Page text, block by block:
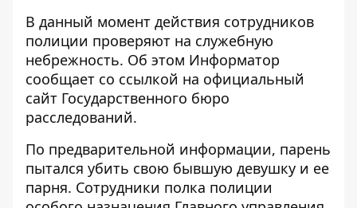
В данный момент действия сотрудников
полиции проверяют на служебную
небрежность. Об этом Информатор
сообщает со ссылкой на официальный
сайт Государственного бюро
расследований.
По предварительной информации, парень
пытался убить свою бывшую девушку и ее
парня. Сотрудники полка полиции